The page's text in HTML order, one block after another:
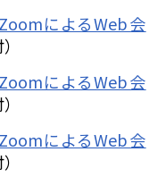
によるWeb会
によるWeb会
によるWeb会